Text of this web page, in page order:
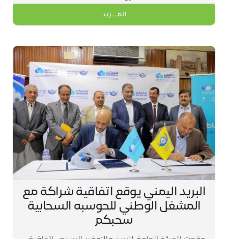
المـــزيد
البريد اليمني يوقع اتفاقية شراكة مع
المشغل الوطني للحوسبه السحابية
سحبكم